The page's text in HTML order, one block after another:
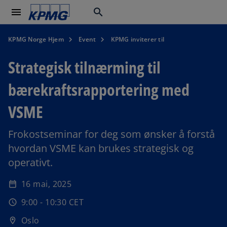
menu search
KPMG Norge Hjem Event KPMG inviterer til
Strategisk tilnærming til
bærekraftsrapportering med
VSME
Frokostseminar for deg som ønsker å forstå
hvordan VSME kan brukes strategisk og
operativt.
date_range 16 mai, 2025
schedule 9:00 - 10:30 CET
location_on Oslo
o
p
e
n